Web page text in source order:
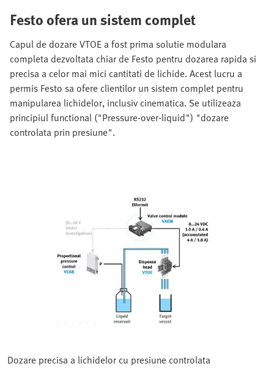
Festo ofera un sistem complet
Capul de dozare VTOE a fost prima solutie modulara
completa dezvoltata chiar de Festo pentru dozarea rapida si
precisa a celor mai mici cantitati de lichide. Acest lucru a
permis Festo sa ofere clientilor un sistem complet pentru
manipularea lichidelor, inclusiv cinematica. Se utilizeaza
principiul functional ("Pressure-over-liquid") "dozare
controlata prin presiune".
Dozare precisa a lichidelor cu presiune controlata